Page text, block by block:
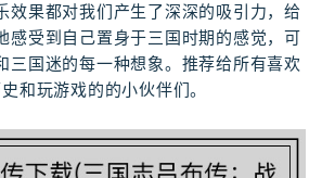
效果都对我们产生了深深的吸引力，给
感受到自己置身于三国时期的感觉，可
三国迷的每一种想象。推荐给所有喜欢
和玩游戏的的小伙伴们。